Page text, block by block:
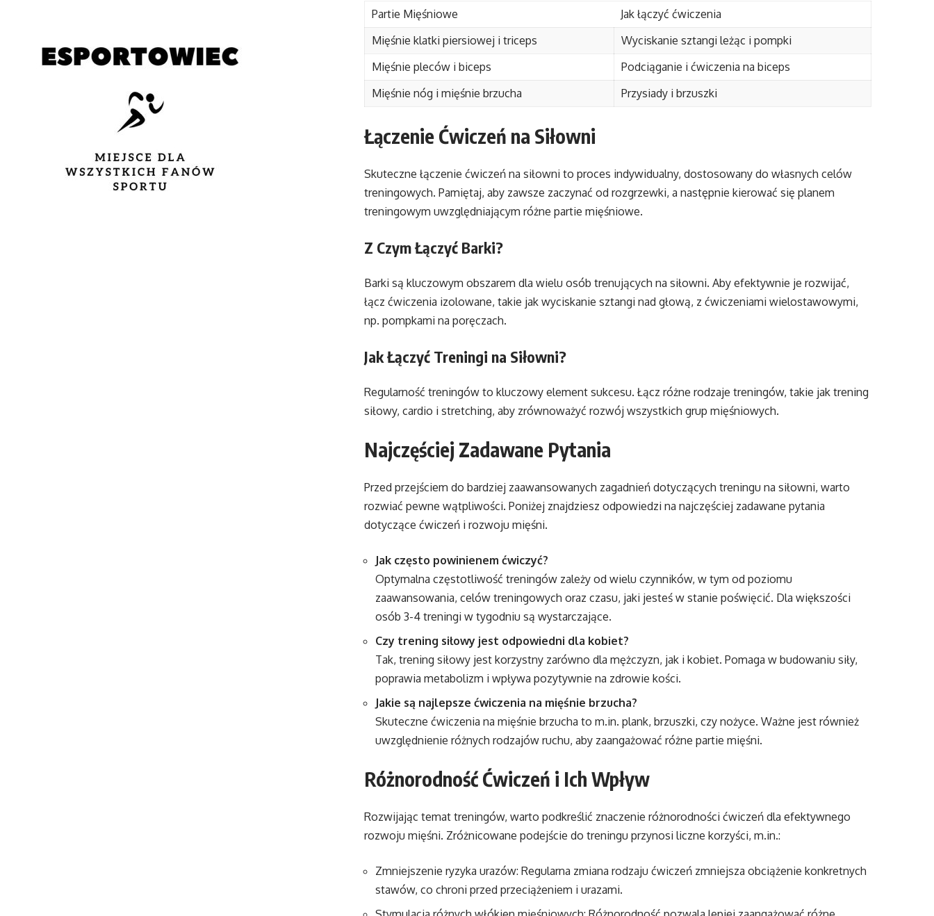
Partie Mięśniowe
Jak łączyć ćwiczenia
Mięśnie klatki piersiowej i triceps
Wyciskanie sztangi leżąc i pompki
Mięśnie pleców i biceps
Podciąganie i ćwiczenia na biceps
Mięśnie nóg i mięśnie brzucha
Przysiady i brzuszki
Łączenie Ćwiczeń na Siłowni
Skuteczne łączenie ćwiczeń na siłowni to proces indywidualny, dostosowany do własnych celów
treningowych. Pamiętaj, aby zawsze zaczynać od rozgrzewki, a następnie kierować się planem
treningowym uwzględniającym różne partie mięśniowe.
Z Czym Łączyć Barki?
Barki są kluczowym obszarem dla wielu osób trenujących na siłowni. Aby efektywnie je rozwijać,
łącz ćwiczenia izolowane, takie jak wyciskanie sztangi nad głową, z ćwiczeniami wielostawowymi,
np. pompkami na poręczach.
Jak Łączyć Treningi na Siłowni?
Regularność treningów to kluczowy element sukcesu. Łącz różne rodzaje treningów, takie jak trening
siłowy, cardio i stretching, aby zrównoważyć rozwój wszystkich grup mięśniowych.
Najczęściej Zadawane Pytania
Przed przejściem do bardziej zaawansowanych zagadnień dotyczących treningu na siłowni, warto
rozwiać pewne wątpliwości. Poniżej znajdziesz odpowiedzi na najczęściej zadawane pytania
dotyczące ćwiczeń i rozwoju mięśni.
Jak często powinienem ćwiczyć?
Optymalna częstotliwość treningów zależy od wielu czynników, w tym od poziomu
zaawansowania, celów treningowych oraz czasu, jaki jesteś w stanie poświęcić. Dla większości
osób 3-4 treningi w tygodniu są wystarczające.
Czy trening siłowy jest odpowiedni dla kobiet?
Tak, trening siłowy jest korzystny zarówno dla mężczyzn, jak i kobiet. Pomaga w budowaniu siły,
poprawia metabolizm i wpływa pozytywnie na zdrowie kości.
Jakie są najlepsze ćwiczenia na mięśnie brzucha?
Skuteczne ćwiczenia na mięśnie brzucha to m.in. plank, brzuszki, czy nożyce. Ważne jest również
uwzględnienie różnych rodzajów ruchu, aby zaangażować różne partie mięśni.
Różnorodność Ćwiczeń i Ich Wpływ
Rozwijając temat treningów, warto podkreślić znaczenie różnorodności ćwiczeń dla efektywnego
rozwoju mięśni. Zróżnicowane podejście do treningu przynosi liczne korzyści, m.in.:
Zmniejszenie ryzyka urazów: Regularna zmiana rodzaju ćwiczeń zmniejsza obciążenie konkretnych
stawów, co chroni przed przeciążeniem i urazami.